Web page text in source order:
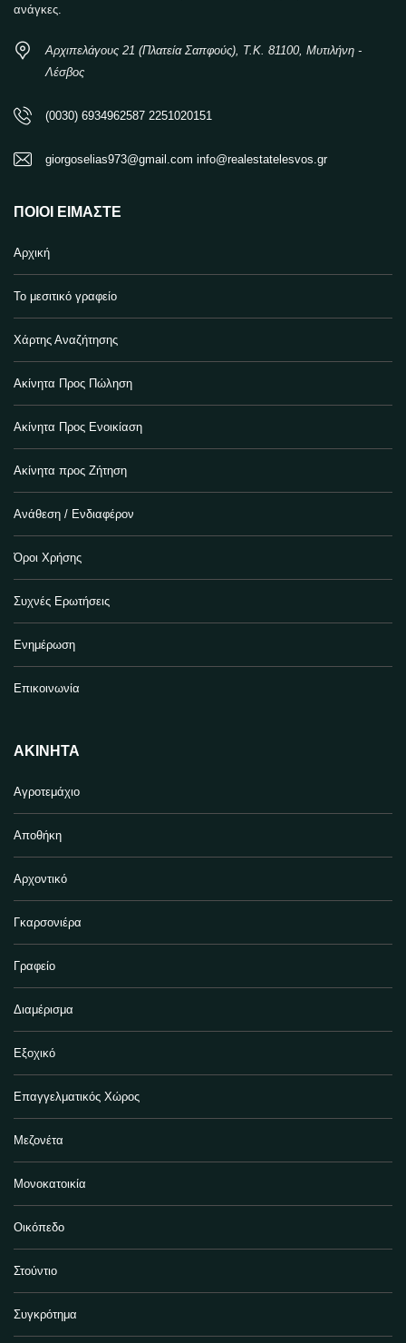
ανάγκες.
Αρχιπελάγους 21 (Πλατεία Σαπφούς), Τ.Κ. 81100, Μυτιλήνη -
Λέσβος
(0030) 6934962587 2251020151
giorgoselias973@gmail.com info@realestatelesvos.gr
ΠΟΙΟΙ ΕΊΜΑΣΤΕ
Αρχική
Το μεσιτικό γραφείο
Χάρτης Αναζήτησης
Ακίνητα Προς Πώληση
Ακίνητα Προς Ενοικίαση
Ακίνητα προς Ζήτηση
Ανάθεση / Ενδιαφέρον
Όροι Χρήσης
Συχνές Ερωτήσεις
Ενημέρωση
Επικοινωνία
ΑΚΊΝΗΤΑ
Αγροτεμάχιο
Αποθήκη
Αρχοντικό
Γκαρσονιέρα
Γραφείο
Διαμέρισμα
Εξοχικό
Επαγγελματικός Χώρος
Μεζονέτα
Μονοκατοικία
Οικόπεδο
Στούντιο
Συγκρότημα